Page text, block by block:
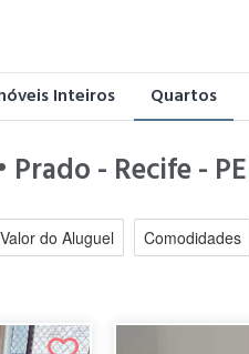
Inteiros Quartos
- Recife -
Valor do Aluguel Comodidades